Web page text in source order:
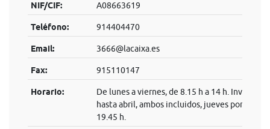
NIF/CIF: A08663619
Teléfono: 914404470
Email: 3666@lacaixa.es
Fax: 915110147
Horario:
De lunes a viernes, de 8.15 h a 14 h. Invierno:
hasta abril, ambos incluidos, jueves por la
19.45 h.